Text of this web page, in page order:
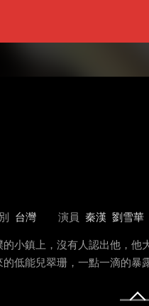
台灣 演員 秦漢 劉雪華
小鎮上，沒有人認出他，
低能兒翠珊，一點一滴的暴